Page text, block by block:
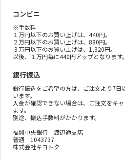
コンビニ
※手数料
１万円以下のお買い上げは、440円。
２万円以下のお買い上げは、880円。
３万円以下のお買い上げは、1,320円。
以後、１万円毎に440円アップとなります。
銀行振込
銀行振込をご希望の方は、ご注文より7日
います。
入金が確認できない場合は、ご注文をキ
ます。
別途、振込手数料がかかります。
福岡中央銀行 渡辺通支店
普通 1043737
株式会社キヨトク